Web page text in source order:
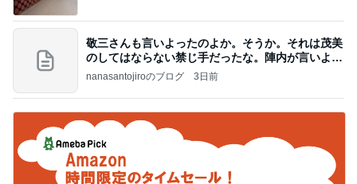
敬三さんも言いよったのよか。そうか。それは茂美
のしてはならない禁じ手だったな。陣内が言いよる
のよ
nanasantojiroのブログ 3日前